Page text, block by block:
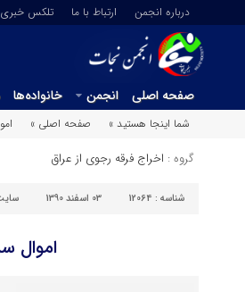
درباره انجمن ارتباط با ما تلکس خبری
صفحه اصلی انجمن خانواده‌ها
شما اینجا هستید »
صفحه اصلی »
گروه : اخراج فرقه رجوی از عراق
شناسه : 12064 03 اسفند 1390
اموال